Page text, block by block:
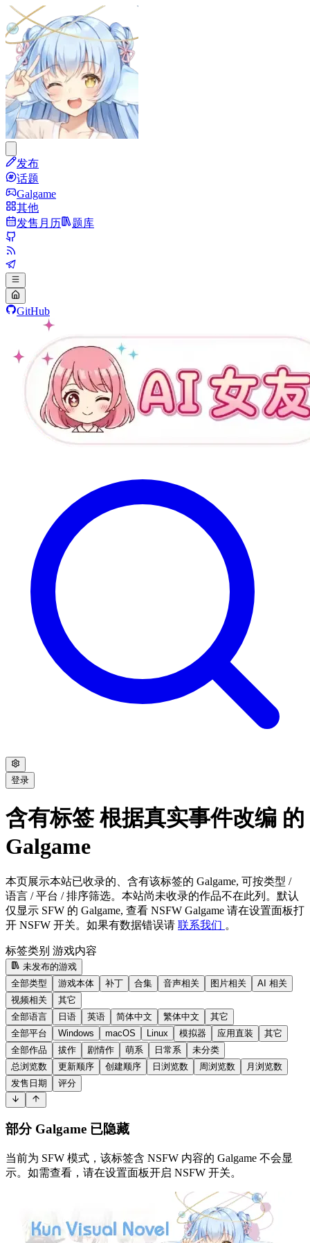
发布
话题
Galgame
其他
发售月历
题库
GitHub
登录
含有标签 根据真实事件改编 的
Galgame
本页展示本站已收录的、含有该标签的 Galgame, 可按类型 /
语言 / 平台 / 排序筛选。本站尚未收录的作品不在此列。默认
仅显示 SFW 的 Galgame, 查看 NSFW Galgame 请在设置面板打
开 NSFW 开关。如果有数据错误请 联系我们 。
标签类别 游戏内容
未发布的游戏
全部类型
游戏本体 补丁 合集 音声相关 图片相关
AI 相关
视频相关
其它
全部语言
日语 英语 简体中文 繁体中文
其它
全部平台
Windows macOS Linux 模拟器 应用直装
其它
全部作品
拔作 剧情作 萌系 日常系
未分类
总浏览数
更新顺序 创建顺序 日浏览数 周浏览数
月浏览数
发售日期
评分
部分 Galgame 已隐藏
当前为 SFW 模式，该标签含 NSFW 内容的 Galgame 不会显
示。如需查看，请在设置面板开启 NSFW 开关。